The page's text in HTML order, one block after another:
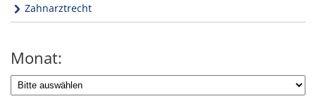
Zahnarztrecht
Monat: